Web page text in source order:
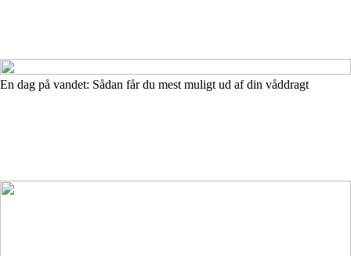
En dag på vandet: Sådan får du mest muligt ud af din våddragt